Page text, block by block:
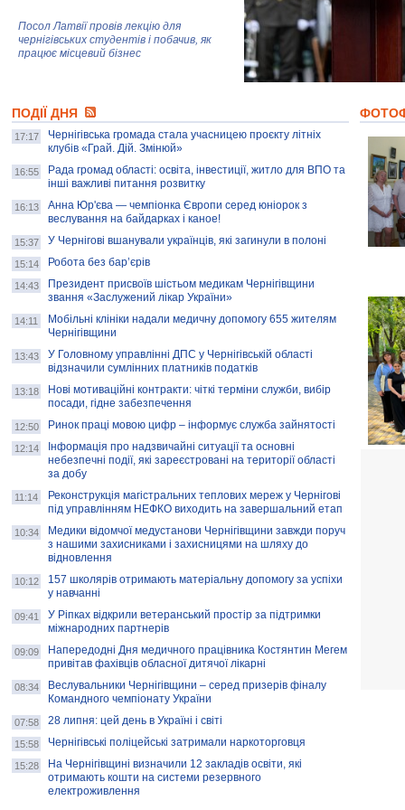
Посол Латвії провів лекцію для
чернігівських студентів і побачив, як
працює місцевий бізнес
колекцію про війну, емоції та тварин
AB InBev Efes Україна підтримала
навчальний проєкт "Молодіжна бізнес-
школа", спрямований на розвиток
підприємництва у Чернігівській області
Золота тварина: видання Forbes
написало про чернігівця Патрона: хто і
скільки на ньому заробляє? І куди
витрачають?
ПОДІЇ ДНЯ
17:17
Чернігівська громада стала учасницею проєкту літніх
клубів «Грай. Дій. Змінюй»
16:55
Рада громад області: освіта, інвестиції, житло для ВПО та
інші важливі питання розвитку
16:13
Анна Юр'єва — чемпіонка Європи серед юніорок з
веслування на байдарках і каное!
15:37 У Чернігові вшанували українців, які загинули в полоні
15:14 Робота без бар’єрів
14:43
Президент присвоїв шістьом медикам Чернігівщини
звання «Заслужений лікар України»
14:11
Мобільні клініки надали медичну допомогу 655 жителям
Чернігівщини
13:43
У Головному управлінні ДПС у Чернігівській області
відзначили сумлінних платників податків
13:18
Нові мотиваційні контракти: чіткі терміни служби, вибір
посади, гідне забезпечення
12:50 Ринок праці мовою цифр – інформує служба зайнятості
12:14
Інформація про надзвичайні ситуації та основні
небезпечні події, які зареєстровані на території області
за добу
11:14
Реконструкція магістральних теплових мереж у Чернігові
під управлінням НЕФКО виходить на завершальний етап
10:34
Медики відомчої медустанови Чернігівщини завжди поруч
з нашими захисниками і захисницями на шляху до
відновлення
10:12
157 школярів отримають матеріальну допомогу за успіхи
у навчанні
09:41
У Ріпках відкрили ветеранський простір за підтримки
міжнародних партнерів
09:09
Напередодні Дня медичного працівника Костянтин Мегем
привітав фахівців обласної дитячої лікарні
08:34
Веслувальники Чернігівщини – серед призерів фіналу
Командного чемпіонату України
07:58 28 липня: цей день в Україні і світі
15:58 Чернігівські поліцейські затримали наркоторговця
15:28
На Чернігівщині визначили 12 закладів освіти, які
отримають кошти на системи резервного
електроживлення